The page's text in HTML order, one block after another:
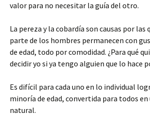
valor para no necesitar la guía del otro.
La pereza y la cobardía son causas por las
parte de los hombres permanecen con
de edad, todo por comodidad. ¿Para qué
decidir yo si ya tengo alguien que lo hace
Es difícil para cada uno en lo individual
minoría de edad, convertida para todos en
natural.